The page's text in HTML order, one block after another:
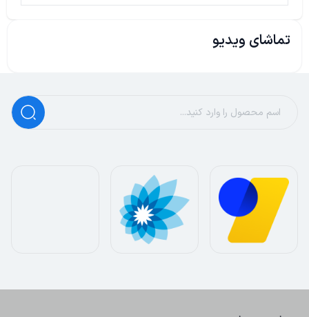
تماشای ویدیو